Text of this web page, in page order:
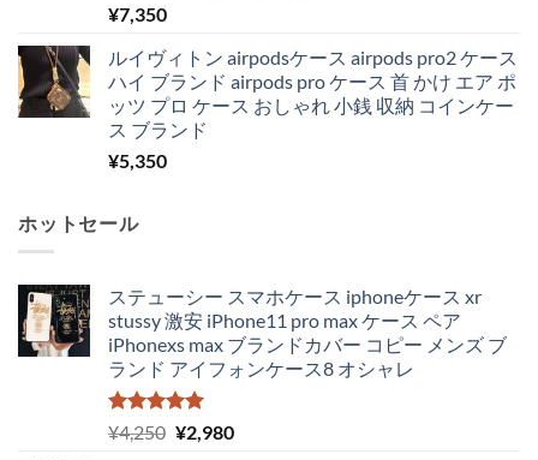
¥7,350
ルイヴィトン airpodsケース airpods pro2 ケース
ハイ ブランド airpods pro ケース 首 かけ エア ポ
ッツ プロ ケース おしゃれ 小銭 収納 コインケー
ス ブランド
¥5,350
ホットセール
ステューシー スマホケース iphoneケース xr
stussy 激安 iPhone11 pro max ケース ペア
iPhonexs max ブランドカバー コピー メンズ ブ
ランド アイフォンケース8 オシャレ
5段階中
5.00
の評価
¥4,250 元
¥2,980現